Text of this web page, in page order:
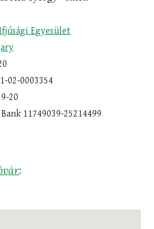
Egyesület
02-0003354
20
11749039-25214499
: